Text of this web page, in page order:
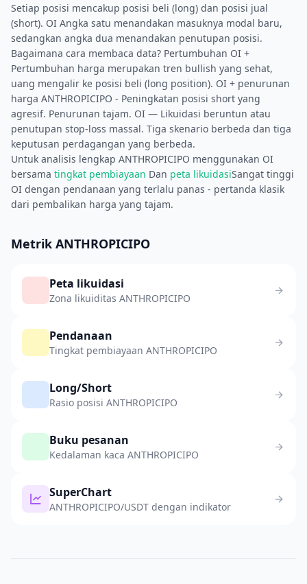
Setiap posisi mencakup posisi beli (long) dan posisi jual
(short). OI Angka satu menandakan masuknya modal baru,
sedangkan angka dua menandakan penutupan posisi.
Bagaimana cara membaca data? Pertumbuhan OI +
Pertumbuhan harga merupakan tren bullish yang sehat,
uang mengalir ke posisi beli (long position). OI + penurunan
harga ANTHROPICIPO - Peningkatan posisi short yang
agresif. Penurunan tajam. OI — Likuidasi beruntun atau
penutupan stop-loss massal. Tiga skenario berbeda dan tiga
keputusan perdagangan yang berbeda.
Untuk analisis lengkap ANTHROPICIPO menggunakan OI
bersama tingkat pembiayaan Dan peta likuidasiSangat tinggi
OI dengan pendanaan yang terlalu panas - pertanda klasik
dari pembalikan harga yang tajam.
Metrik ANTHROPICIPO
Peta likuidasi
Zona likuiditas ANTHROPICIPO
Pendanaan
Tingkat pembiayaan ANTHROPICIPO
Long/Short
Rasio posisi ANTHROPICIPO
Buku pesanan
Kedalaman kaca ANTHROPICIPO
SuperChart
ANTHROPICIPO/USDT dengan indikator